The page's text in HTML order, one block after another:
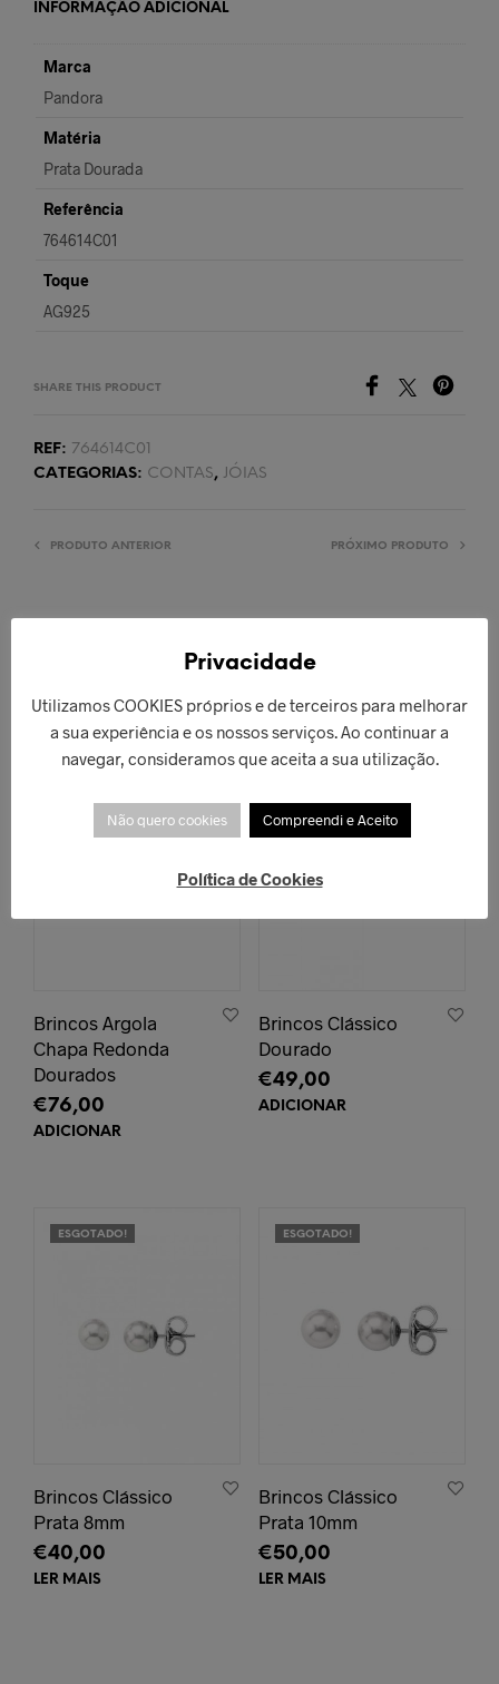
INFORMAÇÃO ADICIONAL
Marca
Pandora
Matéria
Prata Dourada
Referência
764614C01
Toque
AG925
SHARE THIS PRODUCT
REF: 764614C01
CATEGORIAS: CONTAS, JÓIAS
PRODUTO ANTERIOR PRÓXIMO PRODUTO
PRODUTOS RELACIONADOS
Brincos Argola
Chapa Redonda
Dourados
€76,00
ADICIONAR
Brincos Clássico
Dourado
€49,00
ADICIONAR
ESGOTADO!
Brincos Clássico
Prata 8mm
€40,00
LER MAIS
ESGOTADO!
Brincos Clássico
Prata 10mm
€50,00
LER MAIS
Privacidade
Utilizamos COOKIES próprios e de terceiros para melhorar
a sua experiência e os nossos serviços. Ao continuar a
navegar, consideramos que aceita a sua utilização.
Não quero cookies Compreendi e Aceito
Política de Cookies